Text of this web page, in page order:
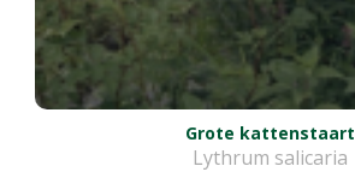
Grote kattenstaart
Lythrum salicaria